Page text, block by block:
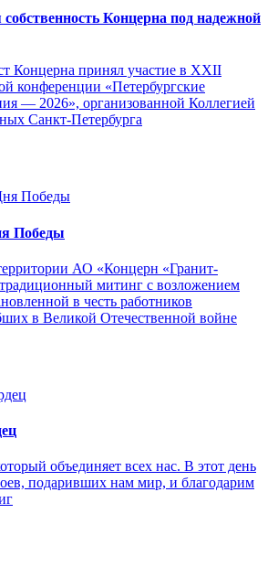
Концерна под надежной
Концерна принял участие в XXII
конференции «Петербургские
— 2026», организованной Коллегией
Санкт-Петербурга
Победы
АО «Концерн «Гранит-
митинг с возложением
в честь работников
в Великой Отечественной войне
объединяет всех нас. В этот день
подаривших нам мир, и благодарим